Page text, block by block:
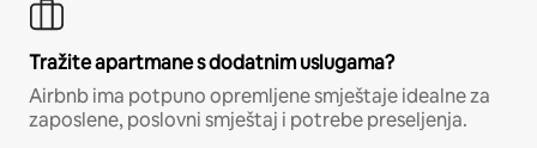
Tražite apartmane s dodatnim uslugama?
Airbnb ima potpuno opremljene smještaje idealne za
zaposlene, poslovni smještaj i potrebe preseljenja.